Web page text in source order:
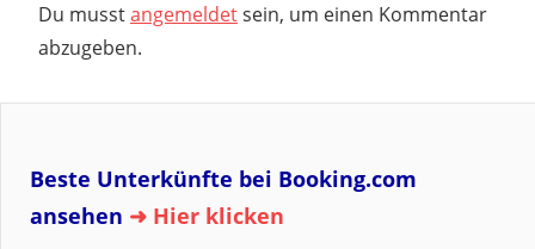
Du musstangemeldetsein, um einen Kommentar
abzugeben.
Beste Unterkünfte bei Booking.com
ansehen ➜ Hier klicken